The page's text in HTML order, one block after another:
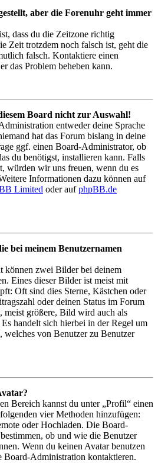
aber die Forenuhr geht immer
dass du die Zeitzone richtig
Zeit trotzdem noch falsch ist, geht die
falsch. Kontaktiere einen
das Problem beheben kann.
Board nicht zur Auswahl!
entweder deine Sprache
hat das Forum bislang in deine
ggf. einen Board-Administrator, ob
du benötigst, installieren kann. Falls
würden wir uns freuen, wenn du es
Informationen dazu können auf
Limited oder aufphpBB.de
bei meinem Benutzernamen
können zwei Bilder bei deinem
Eines dieser Bilder ist meist mit
Oft sind dies Sterne, Kästchen oder
oder deinen Status im Forum
meist größere, Bild wird auch als
handelt sich hierbei in der Regel um
welches von Benutzer zu Benutzer
Bereich kannst du unter „Profil“ einen
vier Methoden hinzufügen:
oder Hochladen. Die Board-
ob und wie die Benutzer
Wenn du keinen Avatar benutzen
Board-Administration kontaktieren.